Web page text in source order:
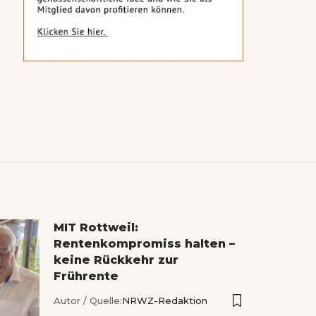
MIT Rottweil:
Rentenkompromiss halten –
keine Rückkehr zur
Frührente
Autor / Quelle:NRWZ-Redaktion